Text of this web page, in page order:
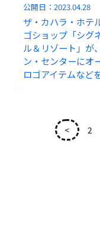
公開日：2023.04.28
ザ・カハラ・ホテ
ゴショップ「シグ
ル＆リゾート」が
ン・センターにオ
ロゴアイテムなど
< 2